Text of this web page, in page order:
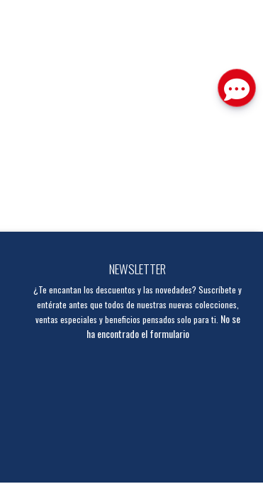
NEWSLETTER
¿Te encantan los descuentos y las novedades? Suscríbete y
entérate antes que todos de nuestras nuevas colecciones,
ventas especiales y beneficios pensados solo para ti. No se
ha encontrado el formulario